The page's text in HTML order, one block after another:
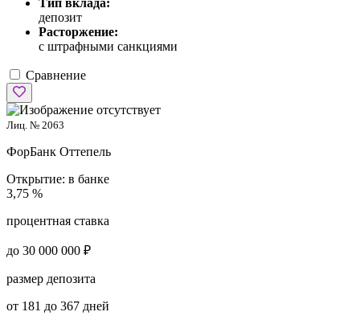
депозит
Расторжение:
с штрафными санкциями
Сравнение
Лиц. № 2063
ФорБанк Оттепель
Открытие: в банке
3,75 %
процентная ставка
до 30 000 000 ₽
размер депозита
от 181 до 367 дней